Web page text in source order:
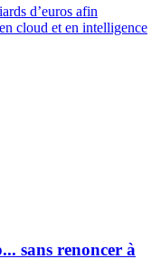
d’euros afin
cloud et en intelligence
sans renoncer à